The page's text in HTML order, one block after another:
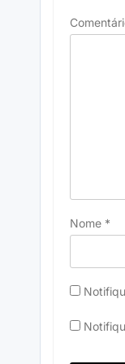
Nome *